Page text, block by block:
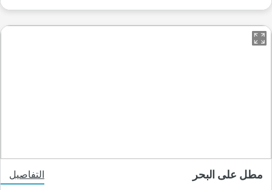
مطل على البحر
التفاصيل